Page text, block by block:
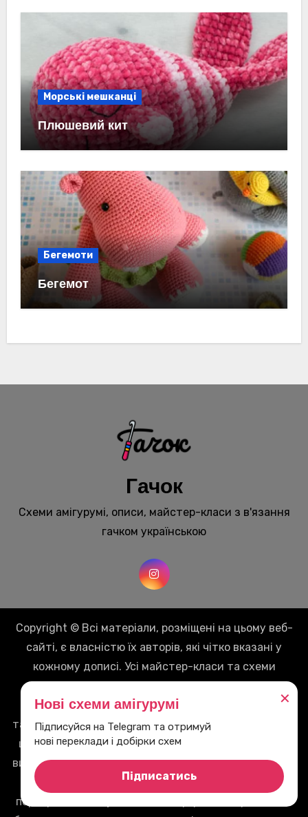
Морські мешканці
Плюшевий кит
Бегемоти
Бегемот
Гачок
Схеми амігурумі, описи, майстер-класи з в'язання
гачком українською
Copyright © Всі матеріали, розміщені на цьому веб-
сайті, є власністю їх авторів, які чітко вказані у
кожному дописі. Усі майстер-класи та схеми
належать їх творцям і використовуються тут
виключно з метою ознайомлення та просування
талановитих майстринь. Матеріали, опубліковані на
цьому сайті, надаються виключно для особистого
використання. Будь-яке інше використання, таке як
копіювання, несанкціоноване поширення, зміна,
перепродаж чи будь-яка інша форма використання
✕
Нові схеми амігурумі
Підписуйся на Telegram та отримуй
нові переклади і добірки схем
Підписатись